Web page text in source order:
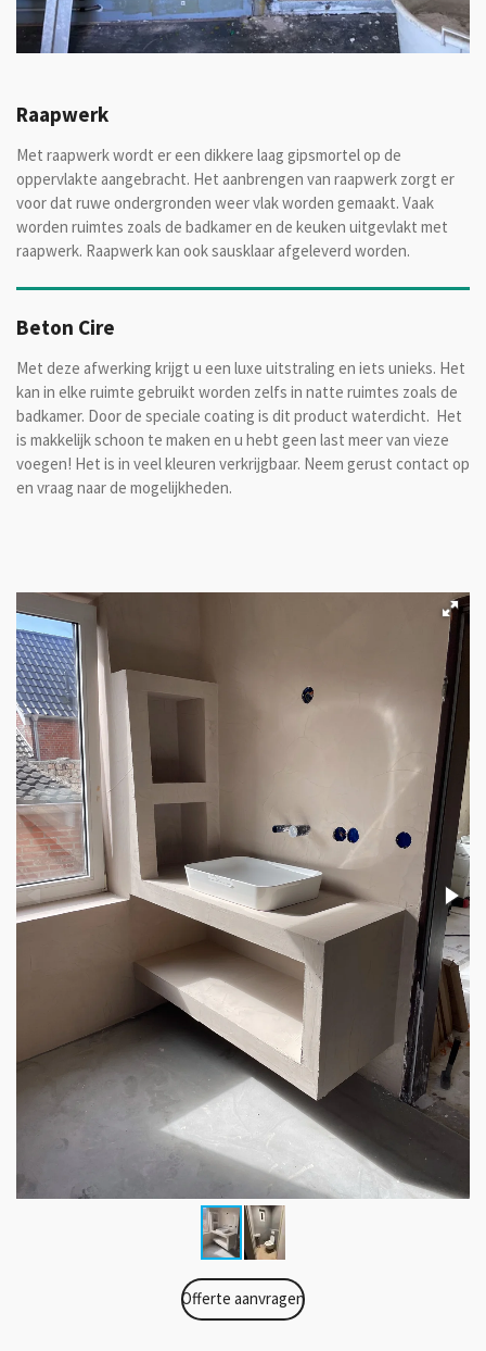
Raapwerk
Met raapwerk wordt er een dikkere laag gipsmortel op de
oppervlakte aangebracht. Het aanbrengen van raapwerk zorgt er
voor dat ruwe ondergronden weer vlak worden gemaakt. Vaak
worden ruimtes zoals de badkamer en de keuken uitgevlakt met
raapwerk. Raapwerk kan ook sausklaar afgeleverd worden.
Beton Cire
Met deze afwerking krijgt u een luxe uitstraling en iets unieks. Het
kan in elke ruimte gebruikt worden zelfs in natte ruimtes zoals de
badkamer. Door de speciale coating is dit product waterdicht. Het
is makkelijk schoon te maken en u hebt geen last meer van vieze
voegen! Het is in veel kleuren verkrijgbaar. Neem gerust contact op
en vraag naar de mogelijkheden.
Offerte aanvragen